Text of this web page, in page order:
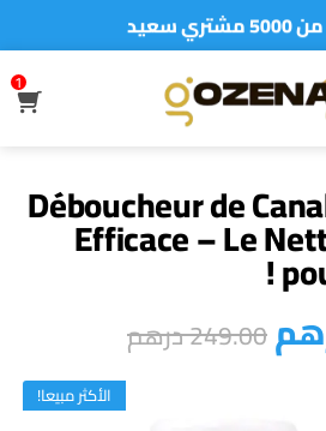
سعيد
1
Déboucheur de
Efficace – Le
249.00درهم
الأكثر مبيعا!